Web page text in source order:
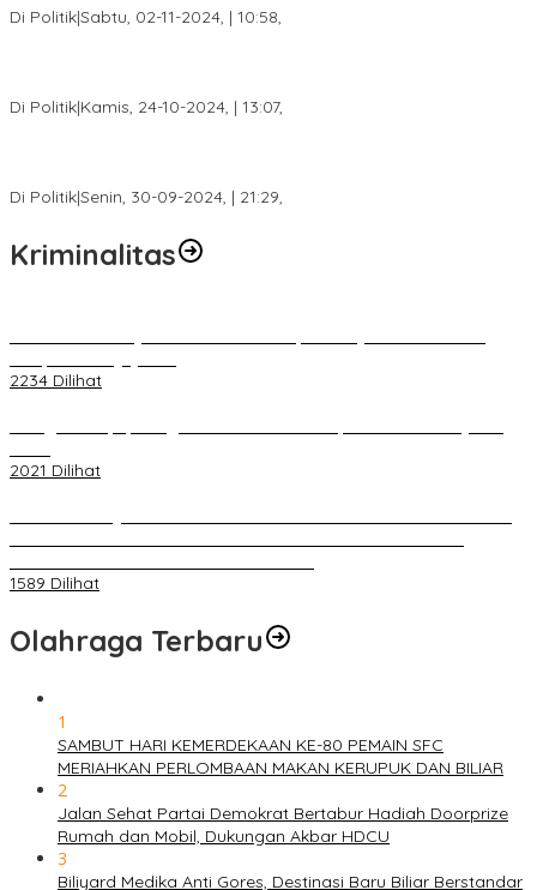
Di Politik|Sabtu, 02-11-2024, | 10:58,
Di Politik|Kamis, 24-10-2024, | 13:07,
Di Politik|Senin, 30-09-2024, | 21:29,
Kriminalitas
2234 Dilihat
2021 Dilihat
1589 Dilihat
Olahraga Terbaru
1
SAMBUT HARI KEMERDEKAAN KE-80 PEMAIN SFC
MERIAHKAN PERLOMBAAN MAKAN KERUPUK DAN BILIAR
2
Jalan Sehat Partai Demokrat Bertabur Hadiah Doorprize
Rumah dan Mobil, Dukungan Akbar HDCU
3
Biliyard Medika Anti Gores, Destinasi Baru Biliar Berstandar